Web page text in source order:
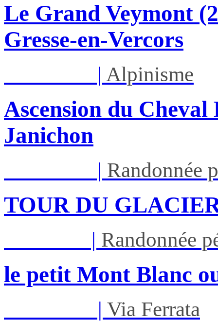
Le Grand Veymont
Gresse-en-Vercors
| Alpinisme
Ascension du
Janichon
| Randonnée
TOUR DU
| Randonnée
le petit Mont Blanc
| Via Ferrata